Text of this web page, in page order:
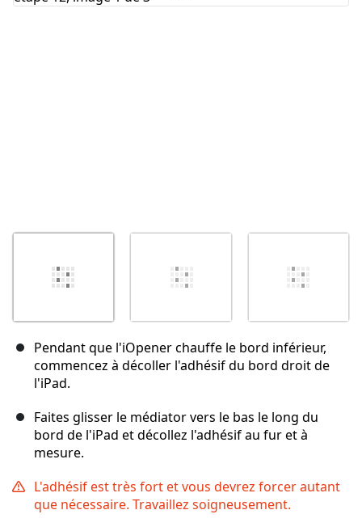
Pendant que l'iOpener chauffe le bord inférieur,
commencez à décoller l'adhésif du bord droit de
l'iPad.
Faites glisser le médiator vers le bas le long du
bord de l'iPad et décollez l'adhésif au fur et à
mesure.
L'adhésif est très fort et vous devrez forcer autant
que nécessaire. Travaillez soigneusement.